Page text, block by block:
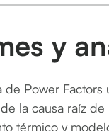
y
de Power
la causa raíz
térmico y